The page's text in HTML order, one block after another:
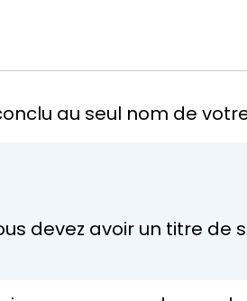
au seul nom de
devez avoir un titre de